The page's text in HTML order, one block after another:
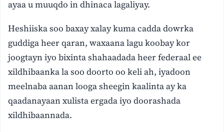
ayaa u muuqdo in dhinaca lagaliyay.
Heshiiska soo baxay xalay kuma cadda dowrka
guddiga heer qaran, waxaana lagu koobay kor
joogtayn iyo bixinta shahaadada heer federaal ee
xildhibaanka la soo doorto oo keli ah, iyadoon
meelnaba aanan looga sheegin kaalinta ay ka
qaadanayaan xulista ergada iyo doorashada
xildhibaannada.